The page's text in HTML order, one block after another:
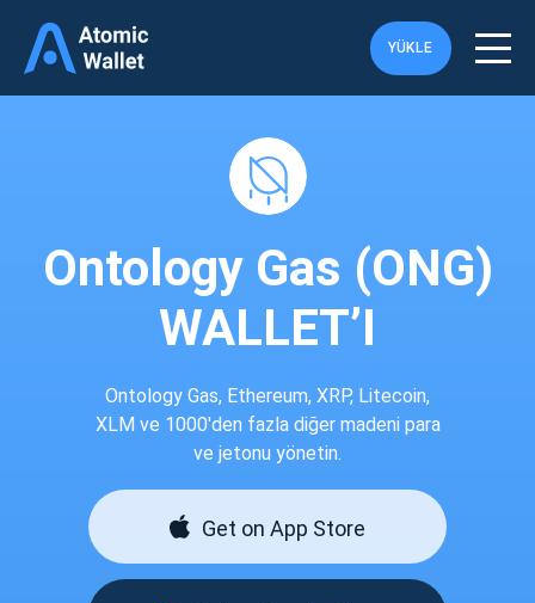
YÜKLE
Ontology Gas (ONG)
WALLET’I
Ontology Gas, Ethereum, XRP, Litecoin,
XLM ve 1000'den fazla diğer madeni para
ve jetonu yönetin.
Get on App Store